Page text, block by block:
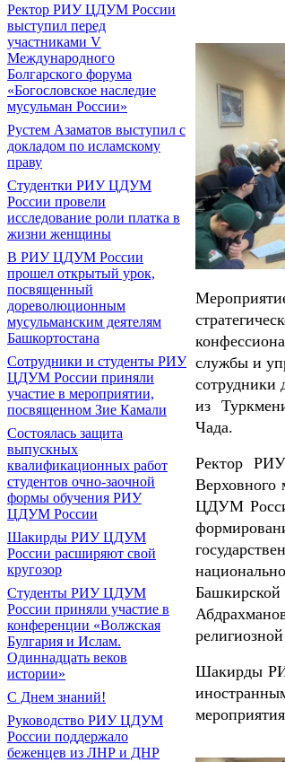
Ректор РИУ ЦДУМ России
выступил перед
участниками V
Международного
Болгарского форума
«Богословское наследие
мусульман России»
Рустем Азаматов выступил с
докладом по исламскому
праву
Студентки РИУ ЦДУМ
России провели
исследование роли платка в
жизни женщины
В РИУ ЦДУМ России
прошел открытый урок,
посвященный
дореволюционным
мусульманским деятелям
Башкортостана
Сотрудники и студенты РИУ
ЦДУМ России приняли
участие в мероприятии,
посвященном Зие Камали
Состоялась защита
выпускных
квалификационных работ
студентов очно-заочной
формы обучения РИУ
ЦДУМ России
Шакирды РИУ ЦДУМ
России расширяют свой
кругозор
Студенты РИУ ЦДУМ
России приняли участие в
конференции «Волжская
Булгария и Ислам.
Одиннадцать веков
истории»
С Днем знаний!
Руководство РИУ ЦДУМ
России поддержало
беженцев из ЛНР и ДНР
службы и
сотрудники
из
Чада.
Ректор
Верховного
ЦДУМ
Шакирды